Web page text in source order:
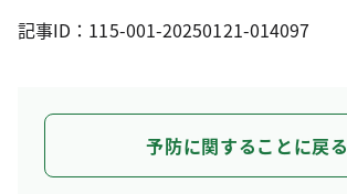
記事ID：115-001-20250121-014097
予防に関することに戻る